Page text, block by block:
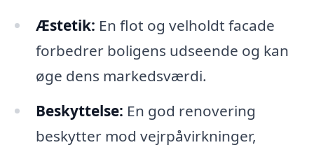
Æstetik: En flot og velholdt facade
forbedrer boligens udseende og kan
øge dens markedsværdi.
Beskyttelse: En god renovering
beskytter mod vejrpåvirkninger,